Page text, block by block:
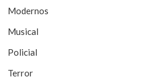
a
d
a
s
Modernos
Musical
Policial
Terror